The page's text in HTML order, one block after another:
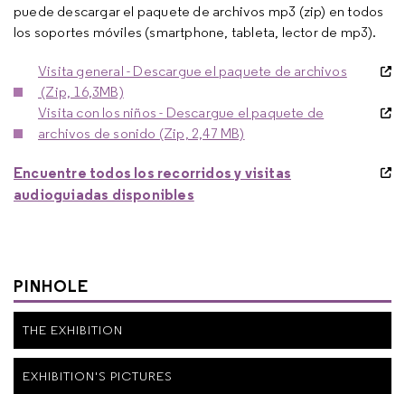
puede descargar el paquete de archivos mp3 (zip) en todos
los soportes móviles (smartphone, tableta, lector de mp3).
Visita general - Descargue el paquete de archivos
(Zip, 16,3MB)
Visita con los niños - Descargue el paquete de
archivos de sonido (Zip, 2,47 MB)
Encuentre todos los recorridos y visitas
audioguiadas disponibles
PINHOLE
THE EXHIBITION
EXHIBITION'S PICTURES